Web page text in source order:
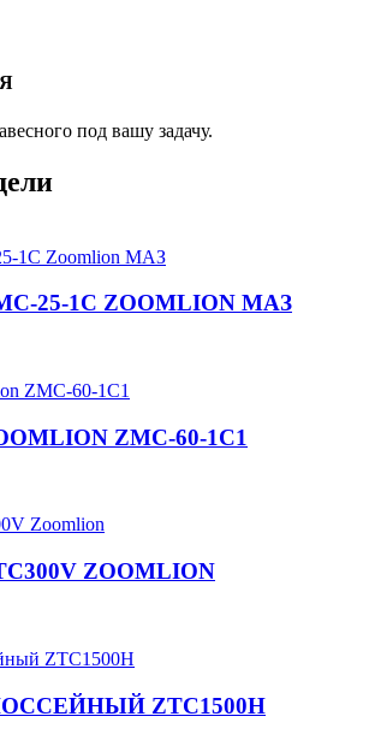
под вашу задачу.
25-1С ZOOMLION МАЗ
ZMC-60-1C1
ZOOMLION
ZTC1500H